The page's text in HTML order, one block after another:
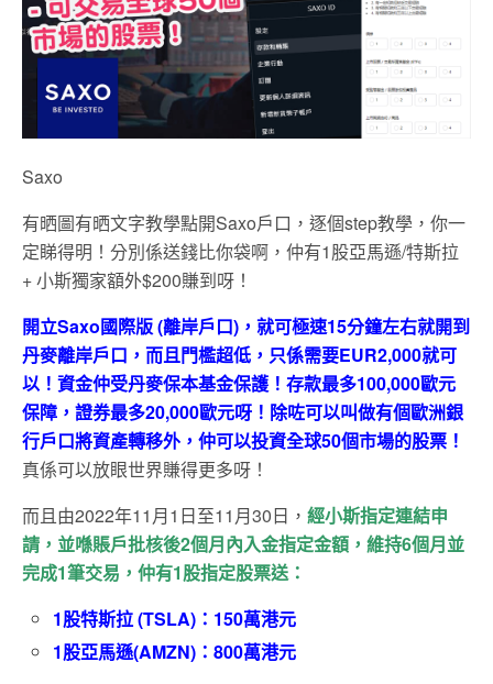
Saxo
有晒圖有晒文字教學點開Saxo戶口，逐個step教學，你一
定睇得明！分別係送錢比你袋啊，仲有1股亞馬遜/特斯拉
+ 小斯獨家額外$200賺到呀！
開立Saxo國際版 (離岸戶口)，就可極速15分鐘左右就開到
丹麥離岸戶口，而且門檻超低，只係需要EUR2,000就可
以！資金仲受丹麥保本基金保護！存款最多100,000歐元
保障，證券最多20,000歐元呀！除咗可以叫做有個歐洲銀
行戶口將資產轉移外，仲可以投資全球50個市場的股票！
真係可以放眼世界賺得更多呀！
而且由2022年11月1日至11月30日， 經小斯指定連結申
請，並喺賬戶批核後2個月內入金指定金額，維持6個月並
完成1筆交易，仲有1股指定股票送：
1股特斯拉 (TSLA)：150萬港元
1股亞馬遜(AMZN)：800萬港元